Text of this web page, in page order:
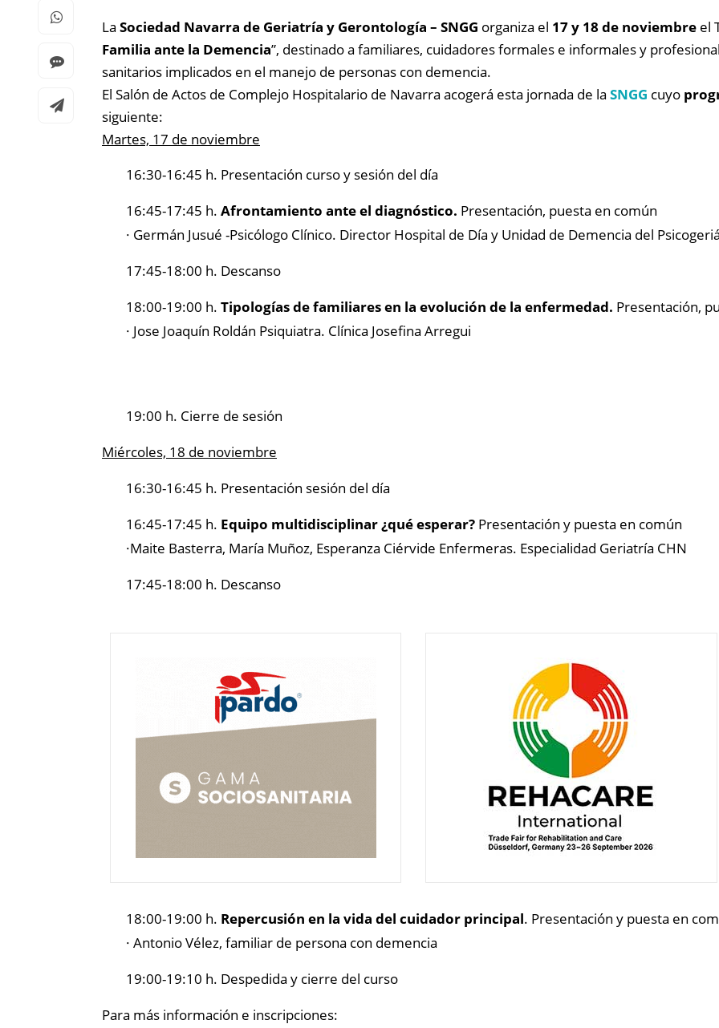
La Sociedad Navarra de Geriatría y Gerontología – SNGG organiza el 17 y 18 de noviembre el
Familia ante la Demencia”, destinado a familiares, cuidadores formales e informales y
sanitarios implicados en el manejo de personas con demencia.
El Salón de Actos de Complejo Hospitalario de Navarra acogerá esta jornada de la SNGG cuyo
siguiente:
Martes, 17 de noviembre
16:30-16:45 h. Presentación curso y sesión del día
16:45-17:45 h. Afrontamiento ante el diagnóstico. Presentación, puesta en común
· Germán Jusué -Psicólogo Clínico. Director Hospital de Día y Unidad de Demencia del
17:45-18:00 h. Descanso
18:00-19:00 h. Tipologías de familiares en la evolución de la enfermedad. Presentación,
· Jose Joaquín Roldán Psiquiatra. Clínica Josefina Arregui
19:00 h. Cierre de sesión
Miércoles, 18 de noviembre
16:30-16:45 h. Presentación sesión del día
16:45-17:45 h. Equipo multidisciplinar ¿qué esperar? Presentación y puesta en común
·Maite Basterra, María Muñoz, Esperanza Ciérvide Enfermeras. Especialidad Geriatría CHN
17:45-18:00 h. Descanso
18:00-19:00 h. Repercusión en la vida del cuidador principal. Presentación y puesta en
· Antonio Vélez, familiar de persona con demencia
19:00-19:10 h. Despedida y cierre del curso
Para más información e inscripciones: